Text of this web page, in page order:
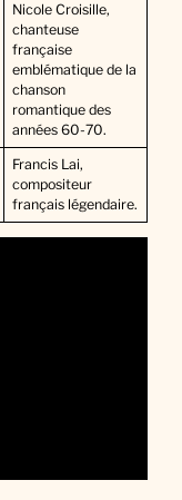
Nicole Croisille,
chanteuse
française
emblématique de la
chanson
romantique des
années 60-70.
Francis Lai,
compositeur
français légendaire.